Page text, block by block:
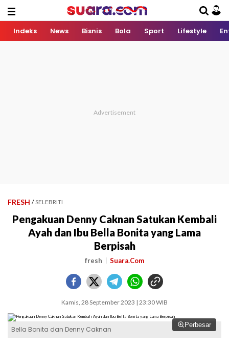
Indeks News Bisnis Bola Sport Lifestyle
FRESH / SELEBRITI
Pengakuan Denny Caknan Satukan Kembali
Ayah dan Ibu Bella Bonita yang Lama
Berpisah
fresh Suara.Com
Kamis, 28 September 2023 | 23:30 WIB
Perbesar
Bella Bonita dan Denny Caknan